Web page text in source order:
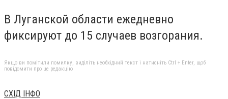
В Луганской области ежедневно
фиксируют до 15 случаев возгорания.
Якщо ви помітили помилку, виділіть необхідний текст і натисніть Ctrl + Enter, щоб
повідомити про це редакцію
СХІД ІНФО